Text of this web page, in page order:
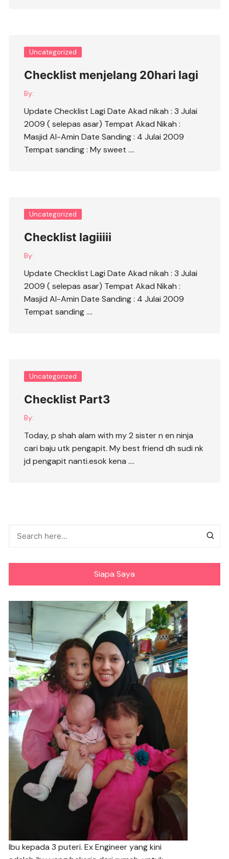
Uncategorized
Checklist menjelang 20hari lagi
By:
Update Checklist Lagi Date Akad nikah : 3 Julai
2009 ( selepas asar) Tempat Akad Nikah :
Masjid Al-Amin Date Sanding : 4 Julai 2009
Tempat sanding : My sweet ….
Uncategorized
Checklist lagiiiii
By:
Update Checklist Lagi Date Akad nikah : 3 Julai
2009 ( selepas asar) Tempat Akad Nikah :
Masjid Al-Amin Date Sanding : 4 Julai 2009
Tempat sanding ….
Uncategorized
Checklist Part3
By:
Today, p shah alam with my 2 sister n en ninja
cari baju utk pengapit. My best friend dh sudi nk
jd pengapit nanti.esok kena ….
Siapa Saya
Ibu kepada 3 puteri. Ex Engineer yang kini